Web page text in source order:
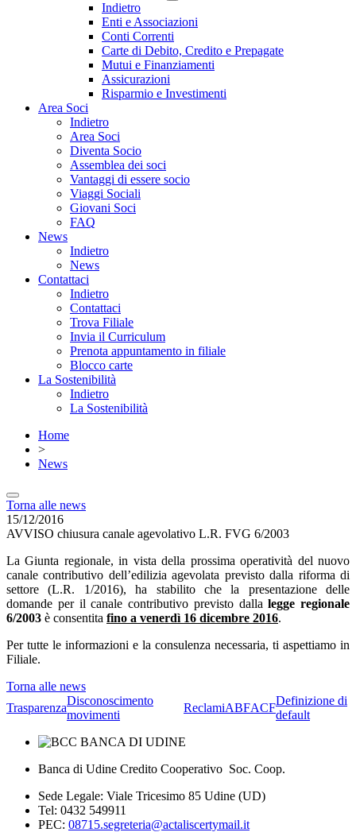
Indietro
Enti e Associazioni
Conti Correnti
Carte di Debito, Credito e Prepagate
Mutui e Finanziamenti
Assicurazioni
Risparmio e Investimenti
Area Soci
Indietro
Area Soci
Diventa Socio
Assemblea dei soci
Vantaggi di essere socio
Viaggi Sociali
Giovani Soci
FAQ
News
Indietro
News
Contattaci
Indietro
Contattaci
Trova Filiale
Invia il Curriculum
Prenota appuntamento in filiale
Blocco carte
La Sostenibilità
Indietro
La Sostenibilità
Home
>
News
Torna alle news
15/12/2016
AVVISO chiusura canale agevolativo L.R. FVG 6/2003
La Giunta regionale, in vista della prossima operatività del nuovo
canale contributivo dell’edilizia agevolata previsto dalla riforma di
settore (L.R. 1/2016), ha stabilito che la presentazione delle
domande per il canale contributivo previsto dallalegge regionale
6/2003 è consentita fino a venerdì 16 dicembre 2016.
Per tutte le informazioni e la consulenza necessaria, ti aspettiamo in
Filiale.
Torna alle news
Trasparenza
Disconoscimento
movimenti
ReclamiABFACF
Definizione di
default
Banca di Udine Credito Cooperativo Soc. Coop.
Sede Legale: Viale Tricesimo 85 Udine (UD)
Tel: 0432 549911
PEC: 08715.segreteria@actaliscertymail.it